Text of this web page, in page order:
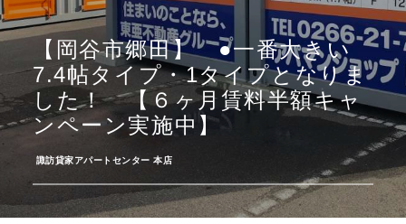
お問い合わせ
お気に入り 閲覧履歴
【岡谷市郷田】 ●一番大きい
7.4帖タイプ・1タイプとなりま
した！ 【６ヶ月賃料半額キャ
ンペーン実施中】
諏訪貸家アパートセンター 本店